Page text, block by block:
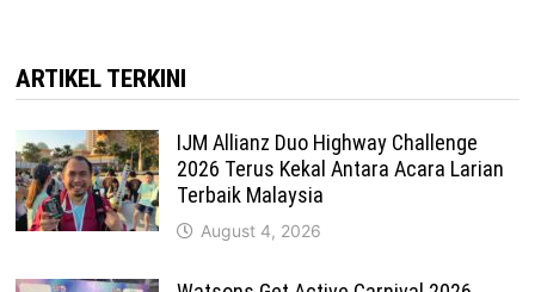
ARTIKEL TERKINI
IJM Allianz Duo Highway Challenge
2026 Terus Kekal Antara Acara Larian
Terbaik Malaysia
August 4, 2026